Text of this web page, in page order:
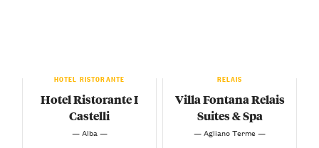
HOTEL RISTORANTE
Hotel Ristorante I
Castelli
— Alba —
RELAIS
Villa Fontana Relais
Suites & Spa
— Agliano Terme —